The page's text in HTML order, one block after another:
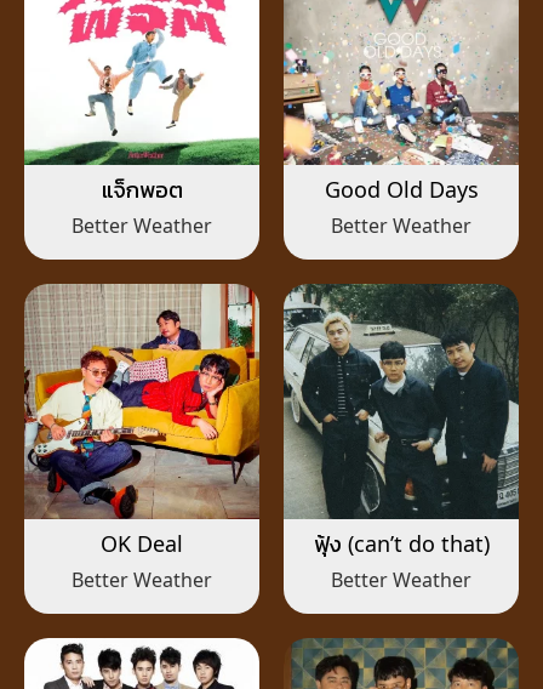
แจ็กพอต
Better Weather
Good Old Days
Better Weather
OK Deal
Better Weather
ฟุ้ง (can’t do that)
Better Weather